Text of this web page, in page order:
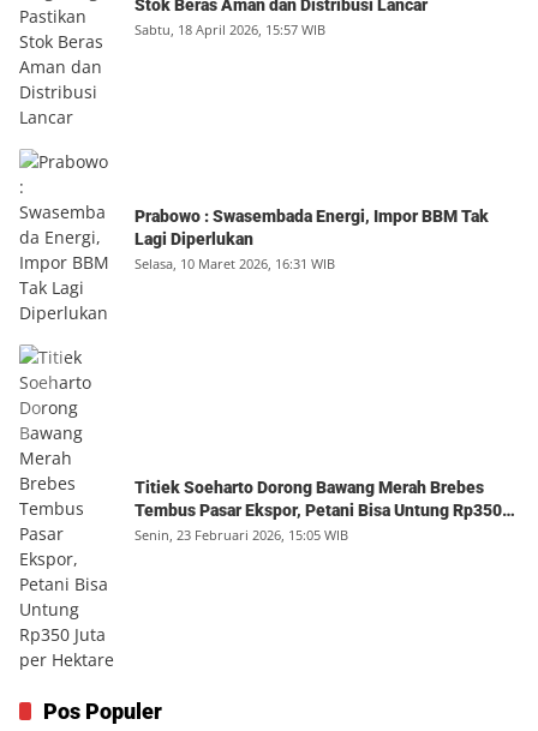
Stok Beras Aman dan Distribusi Lancar
Sabtu, 18 April 2026, 15:57 WIB
Prabowo : Swasembada Energi, Impor BBM Tak
Lagi Diperlukan
Selasa, 10 Maret 2026, 16:31 WIB
Titiek Soeharto Dorong Bawang Merah Brebes
Tembus Pasar Ekspor, Petani Bisa Untung Rp350
Juta per Hektare
Senin, 23 Februari 2026, 15:05 WIB
Pos Populer
1 Kebahagiaan Autentik